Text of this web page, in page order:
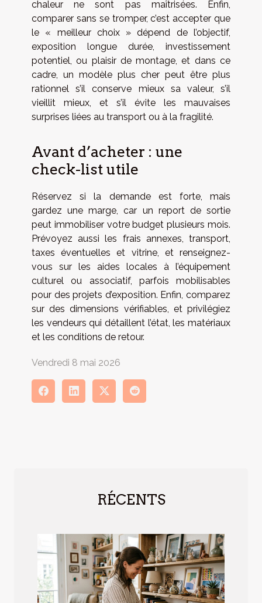
chaleur ne sont pas maîtrisées. Enfin,
comparer sans se tromper, c’est accepter que
le « meilleur choix » dépend de l’objectif,
exposition longue durée, investissement
potentiel, ou plaisir de montage, et dans ce
cadre, un modèle plus cher peut être plus
rationnel s’il conserve mieux sa valeur, s’il
vieillit mieux, et s’il évite les mauvaises
surprises liées au transport ou à la fragilité.
Avant d’acheter : une
check-list utile
Réservez si la demande est forte, mais
gardez une marge, car un report de sortie
peut immobiliser votre budget plusieurs mois.
Prévoyez aussi les frais annexes, transport,
taxes éventuelles et vitrine, et renseignez-
vous sur les aides locales à l’équipement
culturel ou associatif, parfois mobilisables
pour des projets d’exposition. Enfin, comparez
sur des dimensions vérifiables, et privilégiez
les vendeurs qui détaillent l’état, les matériaux
et les conditions de retour.
Vendredi 8 mai 2026
RÉCENTS